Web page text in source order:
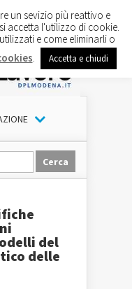
del
delle
un sevizio più reattivo e
accetta l'utilizzo di cookie.
e come eliminarli o
Accetta e chiudi